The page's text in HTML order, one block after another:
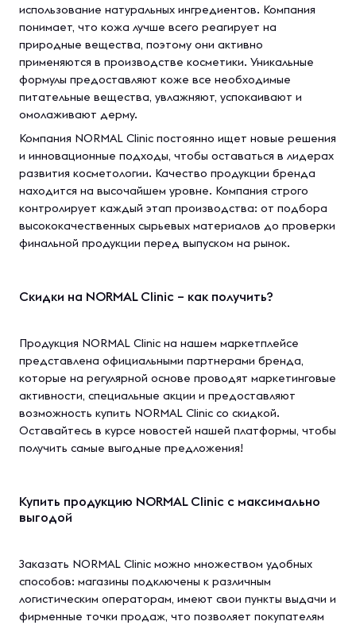
использование натуральных ингредиентов. Компания
понимает, что кожа лучше всего реагирует на
природные вещества, поэтому они активно
применяются в производстве косметики. Уникальные
формулы предоставляют коже все необходимые
питательные вещества, увлажняют, успокаивают и
омолаживают дерму.
Компания NORMAL Clinic постоянно ищет новые решения
и инновационные подходы, чтобы оставаться в лидерах
развития косметологии. Качество продукции бренда
находится на высочайшем уровне. Компания строго
контролирует каждый этап производства: от подбора
высококачественных сырьевых материалов до проверки
финальной продукции перед выпуском на рынок.
Скидки на NORMAL Clinic – как получить?
Продукция NORMAL Clinic на нашем маркетплейсе
представлена официальными партнерами бренда,
которые на регулярной основе проводят маркетинговые
активности, специальные акции и предоставляют
возможность купить NORMAL Clinic со скидкой.
Оставайтесь в курсе новостей нашей платформы, чтобы
получить самые выгодные предложения!
Купить продукцию NORMAL Clinic с максимально
выгодой
Заказать NORMAL Clinic можно множеством удобных
способов: магазины подключены к различным
логистическим операторам, имеют свои пункты выдачи и
фирменные точки продаж, что позволяет покупателям